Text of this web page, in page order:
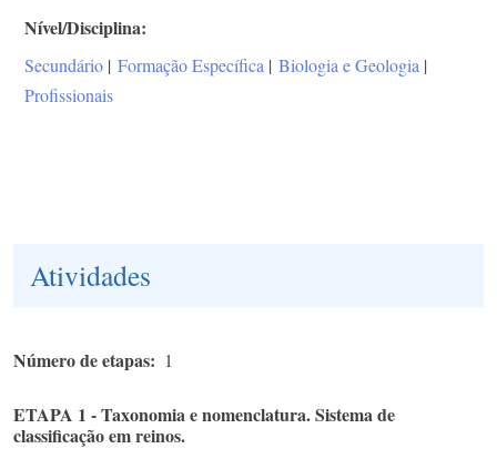
Nível/Disciplina
Secundário | Formação Específica | Biologia e Geologia |
Profissionais
Atividades
Número de etapas 1
ETAPA 1 - Taxonomia e nomenclatura. Sistema de
classificação em reinos.